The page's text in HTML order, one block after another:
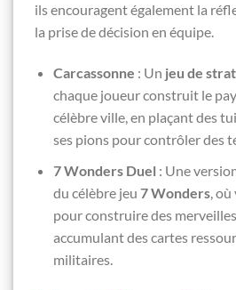
ils encouragent également la
la prise de décision en équipe.
Carcassonne : Un jeu de
chaque joueur construit le
célèbre ville, en plaçant des
ses pions pour contrôler des
7 Wonders Duel : Une
du célèbre jeu 7 Wonders, où
pour construire des
accumulant des cartes
militaires.